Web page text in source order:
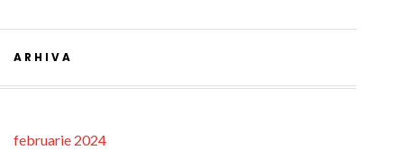
ARHIVA
februarie 2024